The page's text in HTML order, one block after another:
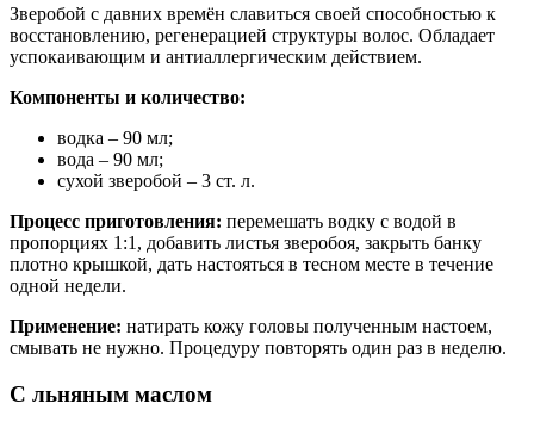
Зверобой с давних времён славиться своей способностью к
восстановлению, регенерацией структуры волос. Обладает
успокаивающим и антиаллергическим действием.
Компоненты и количество:
водка – 90 мл;
вода – 90 мл;
сухой зверобой – 3 ст. л.
Процесс приготовления: перемешать водку с водой в
пропорциях 1:1, добавить листья зверобоя, закрыть банку
плотно крышкой, дать настояться в тесном месте в течение
одной недели.
Применение: натирать кожу головы полученным настоем,
смывать не нужно. Процедуру повторять один раз в неделю.
С льняным маслом